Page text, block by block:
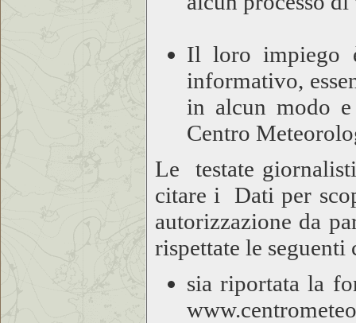
Il loro impiego
informativo,
in alcun modo e
Centro
Le testate
citare i Dati per
autorizzazione da
rispettate le
sia riportata la